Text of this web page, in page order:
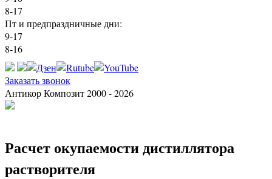
8-17
Пт и предпраздничные дни:
9-17
8-16
Заказать звонок
Антикор Композит 2000 - 2026
Расчет окупаемости дистиллятора
растворителя